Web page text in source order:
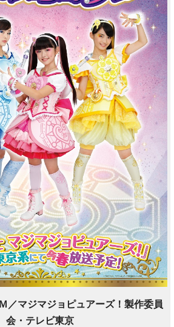
／マジマジョピュアーズ！製作委員
会・テレビ東京